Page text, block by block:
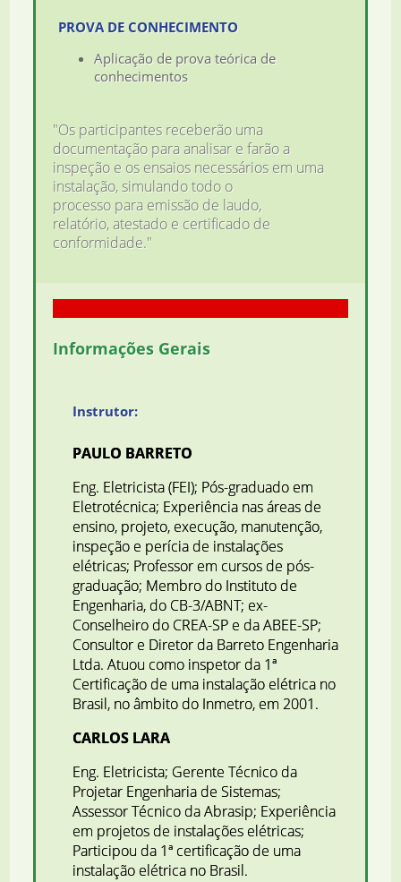
PROVA DE CONHECIMENTO
Aplicação de prova teórica de
conhecimentos
"Os participantes receberão uma
documentação para analisar e farão a
inspeção e os ensaios necessários em uma
instalação, simulando todo o
processo para emissão de laudo,
relatório, atestado e certificado de
conformidade."
Informações Gerais
Instrutor:
PAULO BARRETO
Eng. Eletricista (FEI); Pós-graduado em
Eletrotécnica; Experiência nas áreas de
ensino, projeto, execução, manutenção,
inspeção e perícia de instalações
elétricas; Professor em cursos de pós-
graduação; Membro do Instituto de
Engenharia, do CB-3/ABNT; ex-
Conselheiro do CREA-SP e da ABEE-SP;
Consultor e Diretor da Barreto Engenharia
Ltda. Atuou como inspetor da 1ª
Certificação de uma instalação elétrica no
Brasil, no âmbito do Inmetro, em 2001.
CARLOS LARA
Eng. Eletricista; Gerente Técnico da
Projetar Engenharia de Sistemas;
Assessor Técnico da Abrasip; Experiência
em projetos de instalações elétricas;
Participou da 1ª certificação de uma
instalação elétrica no Brasil.